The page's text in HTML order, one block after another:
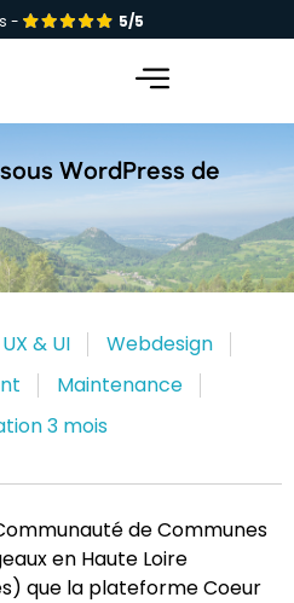
- 5/5
WordPress de
UX & UI
Webdesign
Maintenance
3 mois
de Communes
en Haute Loire
que la plateforme Coeur